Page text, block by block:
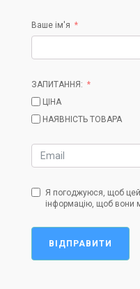
Ваше ім'я
ЗАПИТАННЯ:
ЦІНА
НАЯВНІСТЬ ТОВАРА
Я погоджуюся, щоб цей
інформацію, щоб вони
ВІДПРАВИТИ